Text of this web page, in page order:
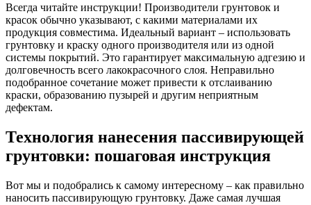
Всегда читайте инструкции! Производители грунтовок и
красок обычно указывают, с какими материалами их
продукция совместима. Идеальный вариант – использовать
грунтовку и краску одного производителя или из одной
системы покрытий. Это гарантирует максимальную адгезию и
долговечность всего лакокрасочного слоя. Неправильно
подобранное сочетание может привести к отслаиванию
краски, образованию пузырей и другим неприятным
дефектам.
Технология нанесения пассивирующей
грунтовки: пошаговая инструкция
Вот мы и подобрались к самому интересному – как правильно
наносить пассивирующую грунтовку. Даже самая лучшая